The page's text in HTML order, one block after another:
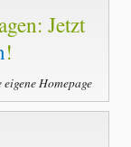
Jetzt
!
Homepage